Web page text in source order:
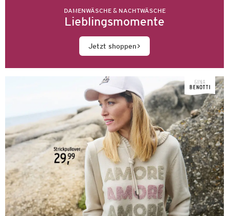
DAMENWÄSCHE & NACHTWÄSCHE
Lieblingsmomente
Jetzt shoppen